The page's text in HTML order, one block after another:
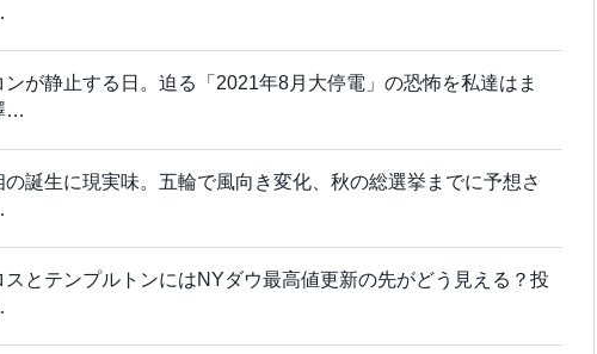
ンが静止する日。迫る「2021年8月大停電」の恐怖を私達はま
…
誕生に現実味。五輪で風向き変化、秋の総選挙までに予想さ
スとテンプルトンにはNYダウ最高値更新の先がどう見える？投